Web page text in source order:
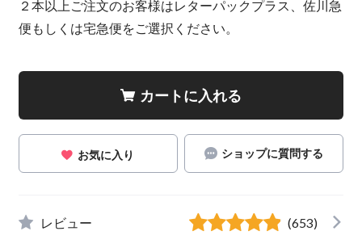
２本以上ご注文のお客様はレターパックプラス、佐川急
便もしくは宅急便をご選択ください。
カートに入れる
お気に入り ショップに質問する
レビュー (653)